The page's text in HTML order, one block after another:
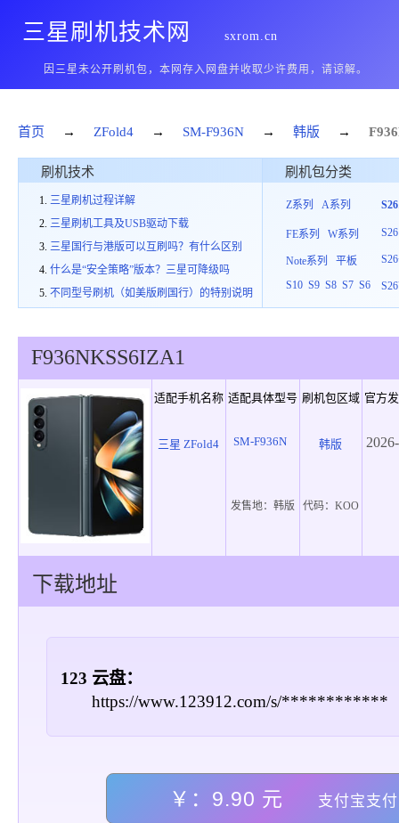
三星刷机技术网 sxrom.cn
因三星未公开刷机包，本网存入网盘并收取少许费用，请谅解。
首页 → ZFold4 → SM-F936N → 韩版 →
刷机技术
三星刷机过程详解
三星刷机工具及USB驱动下载
三星国行与港版可以互刷吗？有什么区别
什么是“安全策略”版本？三星可降级吗
不同型号刷机（如美版刷国行）的特别说明
刷机包分类
Z系列 A系列
FE系列 W系列
Note系列
平板
S10 S9 S8 S7 S6
S26
F936NKSS6IZA1
适配手机名称 适配具体型号 刷机包区域 官方
三星 ZFold4 SM-F936N 韩版
发售地： 韩版 代码： KOO
下载地址
123 云盘：
https://www.123912.com/s/************
￥：9.90 元 支付宝支付